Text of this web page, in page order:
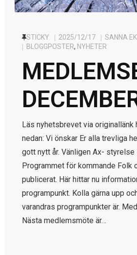
STICKY 2025/12/17
SANNA
BLOGGPOSTER, NYHETER
Läs nyhetsbrevet via originallänk
nedan: Vi önskar Er alla trevliga
gott nytt år. Vänligen Ax- styrelse
Programmet för kommande Folk
publicerat. Här hittar nu
programpunkt. Kolla gärna upp
varandras programpunkter är.
Nästa medlemsmöte är…